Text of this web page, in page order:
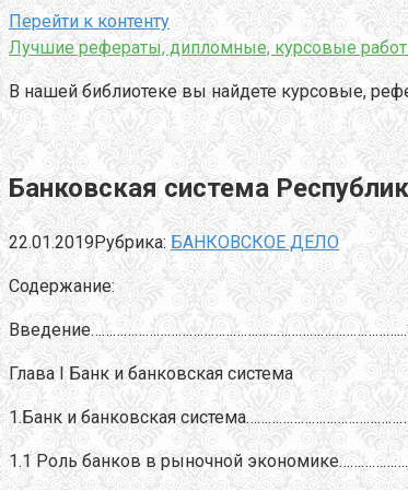
Перейти к контенту
Лучшие рефераты, дипломные, курсовые
В нашей библиотеке вы найдете курсовые,
Банковская система
22.01.2019Рубрика: БАНКОВСКОЕ ДЕЛО
Содержание:
Глава I Банк и банковская система
1.Банк и банковская
1.1 Роль банков в рыночной